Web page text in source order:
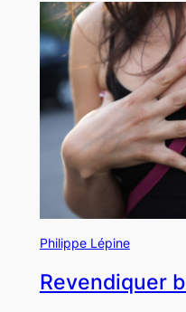
Philippe Lépine
Revendiquer